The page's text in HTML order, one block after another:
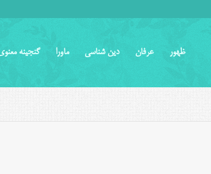
ظهور عرفان دین شناسی ماورا گنجینه